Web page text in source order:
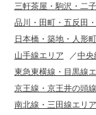
三軒茶屋・駒沢・二
品川・田町・五反田
日本橋・築地・人形
山手線エリア
中央
東急東横線・目黒線
京王線・京王井の頭
南北線・三田線エリア